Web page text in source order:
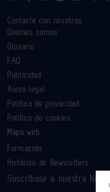
Contacte con nosotros
Quiénes somos
Glosario
FAQ
Publicidad
Aviso legal
Política de privacidad
Política de cookies
Mapa web
Formación
Histórico de Newsletters
Suscríbase a nuestra